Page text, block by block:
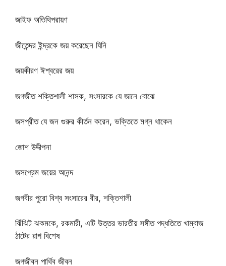
জাইফ অতিথিপরায়ণ
জীতেন্দর ইন্দ্রকে জয় করেছেন যিনি
জয়কীরণ ঈশ্বরের জয়
জগজীত শক্তিশালী শাসক, সংসারকে যে জানে বোঝে
জসপ্রীত যে জন গুরুর কীর্তন করেন, ভক্তিতে মগ্ন থাকেন
জোশ উদ্দীপনা
জসপ্রেম জয়ের আনন্দ
জগবীর পুরো বিশ্ব সংসারের বীর, শক্তিশালী
ঝিঁঝিট ঝকমকে, রকমারী, এটি উত্তর ভারতীয় সঙ্গীত পদ্ধতিতে খাম্বাজ
ঠাটের রাগ বিশেষ
জগজীবন পার্থিব জীবন